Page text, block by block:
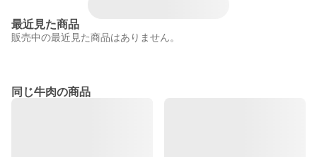
最近見た商品
販売中の最近見た商品はありません。
同じ牛肉の商品